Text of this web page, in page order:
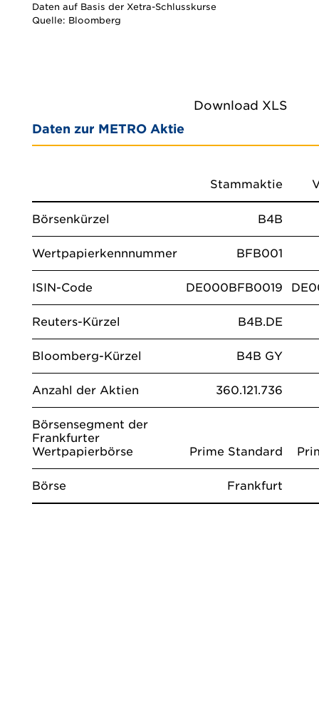
Daten auf Basis der Xetra-Schlusskurse
Quelle: Bloomberg
Download XLS
Daten zur METRO Aktie
Stammaktie
Börsenkürzel B4B
Wertpapierkennnummer BFB001
ISIN-Code DE000BFB0019
Reuters-Kürzel B4B.DE
Bloomberg-Kürzel B4B GY
Anzahl der Aktien 360.121.736
Börsensegment der
Frankfurter
Wertpapierbörse
Prime Standard
Börse Frankfurt